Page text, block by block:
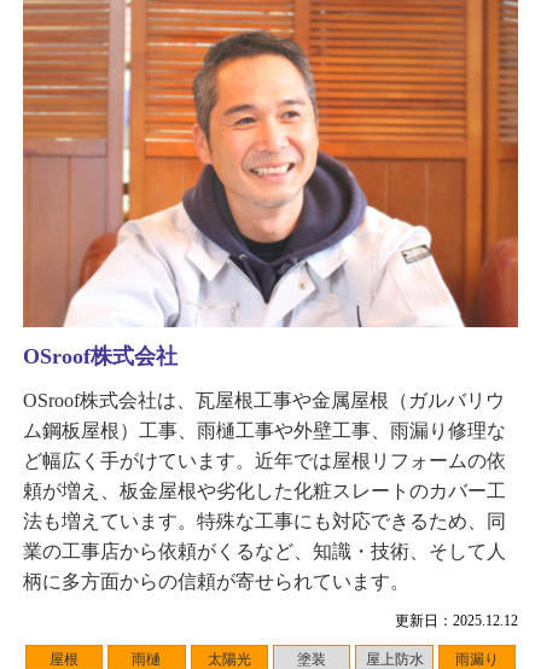
更新日：2025.12.12
屋根
雨樋 太陽光
塗装
屋上防水 雨漏り
OSroof株式会社
OSroof株式会社は、瓦屋根工事や金属屋根（ガルバリウ
ム鋼板屋根）工事、雨樋工事や外壁工事、雨漏り修理な
ど幅広く手がけています。近年では屋根リフォームの依
頼が増え、板金屋根や劣化した化粧スレートのカバー工
法も増えています。特殊な工事にも対応できるため、同
業の工事店から依頼がくるなど、知識・技術、そして人
柄に多方面からの信頼が寄せられています。